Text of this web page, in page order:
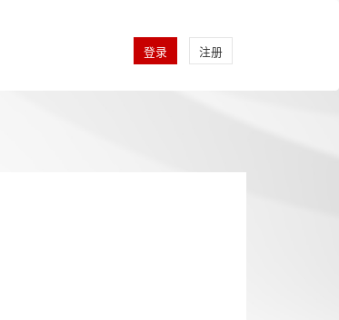
登录 注册